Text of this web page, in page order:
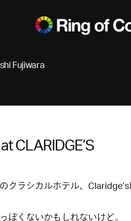
Fujiwara
CLARIDGE’S
クラシカルホテル、